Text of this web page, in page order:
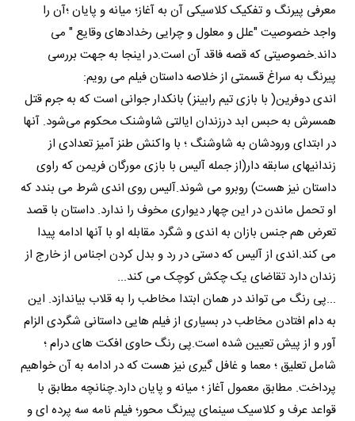
معرفی پیرنگ و تفکیک کلاسیکی آن به آغاز؛ میانه و پایان ؛آن را
واجد خصوصیت "علل و معلول و چرایی رخدادهای وقایع " می
داند.خصوصیتی که قصه فاقد آن است.در اینجا به جهت بررسی
پیرنگ به سراغ قسمتی از خلاصه داستان فیلم می رویم:
اندی دوفرین( با بازی تیم رابینز) بانکدار جوانی است که به جرم قتل
همسرش به حبس ابد درزندان ایالتی شاوشنک محکوم می‌شود. آنها
در ابتدای ورودشان به شاوشنگ ؛ با واکنش طنز آمیز تعدادی از
زندانیهای سابقه دار(از جمله آلیس با بازی مورگان فریمن که راوی
داستان نیز هست) روبرو می شوند.آلیس روی اندی شرط می بندد که
او تحمل ماندن در این چهار دیواری مخوف را ندارد. داستان با قصد
تعرض هم جنس بازان به اندی و شگرد مقابله او با آنها ادامه پیدا
می کند.اندی از آلیس که دستی در رد و بدل کردن اجناس از خارج از
زندان دارد تقاضای یک چکش کوچک می کند...
...پی رنگ می تواند در همان ابتدا مخاطب را به قلاب بیاندازد. این
به دام افتادن مخاطب در بسیاری از فیلم هایی داستانی شگردی الزام
آور و از پیش تعیین شده است.پی رنگ حاوی افکت های درام ؛
شامل تعلیق ؛ معما و غافل گیری نیز هست که در ادامه به آن خواهیم
پرداخت. مطابق معمول آغاز ؛ میانه و پایان دارد.چنانچه مطابق با
قواعد عرف و کلاسیک سینمای پیرنگ محور؛ فیلم نامه سه پرده ای و